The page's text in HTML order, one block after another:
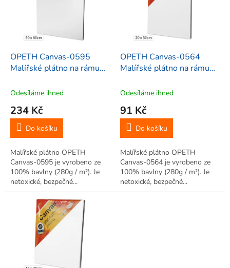
OPETH Canvas-0595
Malířské plátno na rámu
Odesíláme ihned
234 Kč
Do košíku
Malířské plátno OPETH
Canvas-0595 je vyrobeno ze
100% bavlny (280g / m²). Je
netoxické, bezpečné...
OPETH Canvas-0564
Malířské plátno na rámu
Odesíláme ihned
91 Kč
Do košíku
Malířské plátno OPETH
Canvas-0564 je vyrobeno ze
100% bavlny (280g / m²). Je
netoxické, bezpečné...